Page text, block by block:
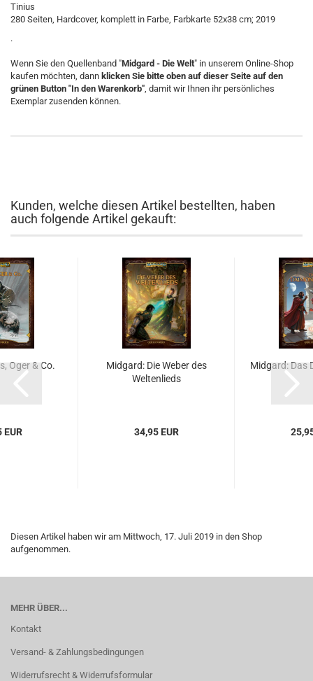
Tinius
280 Seiten, Hardcover, komplett in Farbe, Farbkarte 52x38 cm; 2019
.
Wenn Sie den Quellenband "Midgard - Die Welt" in unserem Online-Shop
kaufen möchten, dann klicken Sie bitte oben auf dieser Seite auf den
grünen Button "In den Warenkorb", damit wir Ihnen ihr persönliches
Exemplar zusenden können.
Kunden, welche diesen Artikel bestellten, haben
auch folgende Artikel gekauft:
Oger & Co.
EUR
Midgard: Die Weber des
Weltenlieds
34,95 EUR
Midgard: Das
Diesen Artikel haben wir am Mittwoch, 17. Juli 2019 in den Shop
aufgenommen.
MEHR ÜBER...
Kontakt
Versand- & Zahlungsbedingungen
Widerrufsrecht & Widerrufsformular